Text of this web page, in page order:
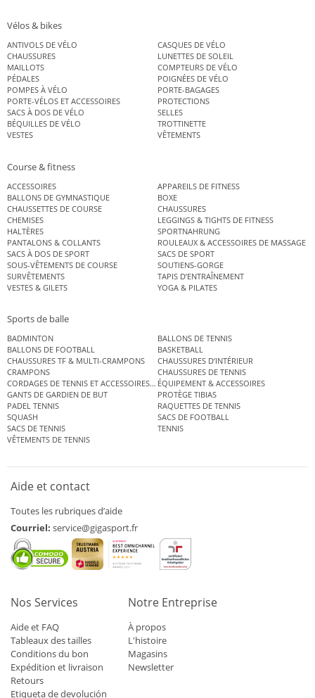
Vélos & bikes
ANTIVOLS DE VÉLO
CASQUES DE VÉLO
CHAUSSURES
LUNETTES DE SOLEIL
MAILLOTS
COMPTEURS DE VÉLO
PÉDALES
POIGNÉES DE VÉLO
POMPES À VÉLO
PORTE-BAGAGES
PORTE-VÉLOS ET ACCESSOIRES
PROTECTIONS
SACS À DOS DE VÉLO
SELLES
BÉQUILLES DE VÉLO
TROTTINETTE
VESTES
VÊTEMENTS
Course & fitness
ACCESSOIRES
APPAREILS DE FITNESS
BALLONS DE GYMNASTIQUE
BOXE
CHAUSSETTES DE COURSE
CHAUSSURES
CHEMISES
LEGGINGS & TIGHTS DE FITNESS
HALTÈRES
SPORTNAHRUNG
PANTALONS & COLLANTS
ROULEAUX & ACCESSOIRES DE MASSAGE
SACS À DOS DE SPORT
SACS DE SPORT
SOUS-VÊTEMENTS DE COURSE
SOUTIENS-GORGE
SURVÊTEMENTS
TAPIS D’ENTRAÎNEMENT
VESTES & GILETS
YOGA & PILATES
Sports de balle
BADMINTON
BALLONS DE TENNIS
BALLONS DE FOOTBALL
BASKETBALL
CHAUSSURES TF & MULTI-CRAMPONS
CHAUSSURES D’INTÉRIEUR
CRAMPONS
CHAUSSURES DE TENNIS
CORDAGES DE TENNIS ET ACCESSOIRES DE TENNISÉQUIPEMENT & ACCESSOIRES
GANTS DE GARDIEN DE BUT
PROTÈGE TIBIAS
PADEL TENNIS
RAQUETTES DE TENNIS
SQUASH
SACS DE FOOTBALL
SACS DE TENNIS
TENNIS
VÊTEMENTS DE TENNIS
Aide et contact
Toutes les rubriques d’aide
Courriel: service@gigasport.fr
Nos Services
Aide et FAQ
Tableaux des tailles
Conditions du bon
Expédition et livraison
Retours
Etiqueta de devolución
Notre Entreprise
À propos
L'histoire
Magasins
Newsletter